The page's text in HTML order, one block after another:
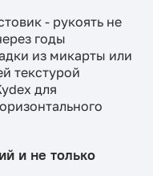
- рукоять не
годы
из микарты или
текстурой
для
и не только